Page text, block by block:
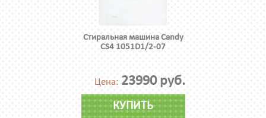
Стиральная машина Candy
CS4 1051D1/2-07
Цена: 23990 руб.
КУПИТЬ